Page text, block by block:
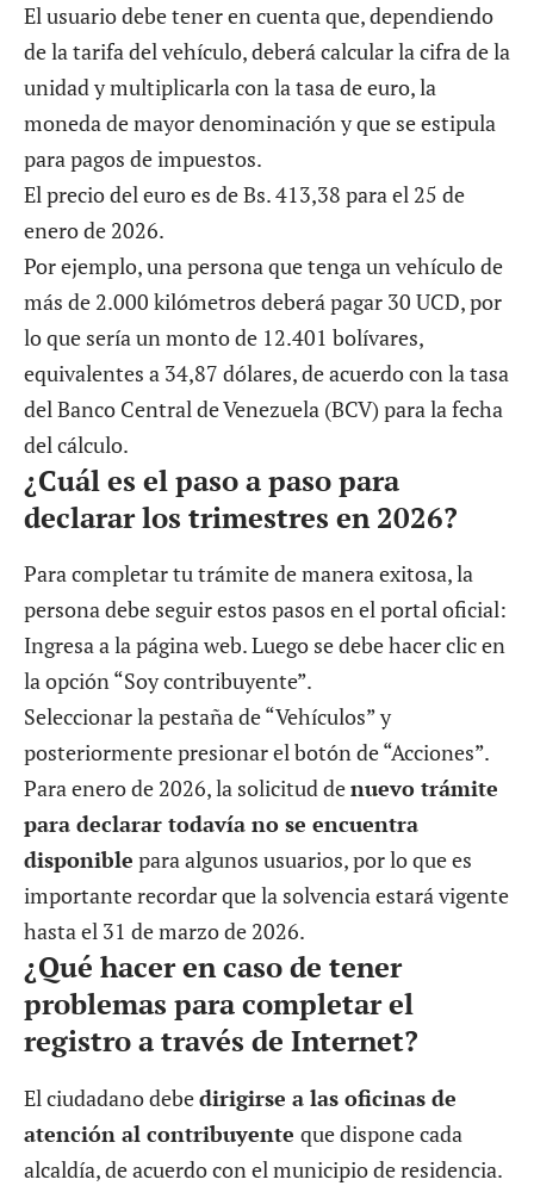
El usuario debe tener en cuenta que, dependiendo
de la tarifa del vehículo, deberá calcular la cifra de la
unidad y multiplicarla con la tasa de euro, la
moneda de mayor denominación y que se estipula
para pagos de impuestos.
El precio del euro es de Bs. 413,38 para el 25 de
enero de 2026.
Por ejemplo, una persona que tenga un vehículo de
más de 2.000 kilómetros deberá pagar 30 UCD, por
lo que sería un monto de 12.401 bolívares,
equivalentes a 34,87 dólares, de acuerdo con la tasa
del Banco Central de Venezuela (BCV) para la fecha
del cálculo.
¿Cuál es el paso a paso para
declarar los trimestres en 2026?
Para completar tu trámite de manera exitosa, la
persona debe seguir estos pasos en el portal oficial:
Ingresa a la página web. Luego se debe hacer clic en
la opción “Soy contribuyente”.
Seleccionar la pestaña de “Vehículos” y
posteriormente presionar el botón de “Acciones”.
Para enero de 2026, la solicitud denuevo trámite
para declarar todavía no se encuentra
disponible para algunos usuarios, por lo que es
importante recordar que la solvencia estará vigente
hasta el 31 de marzo de 2026.
¿Qué hacer en caso de tener
problemas para completar el
registro a través de Internet?
El ciudadano debedirigirse a las oficinas de
atención al contribuyente que dispone cada
alcaldía, de acuerdo con el municipio de residencia.